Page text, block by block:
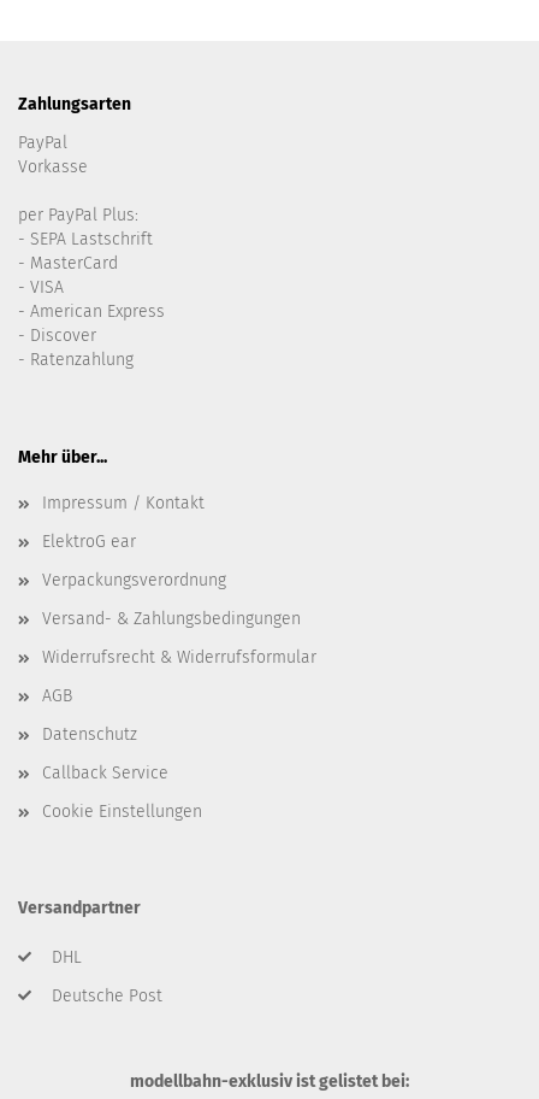
Zahlungsarten
PayPal
Vorkasse
per PayPal Plus:
- SEPA Lastschrift
- MasterCard
- VISA
- American Express
- Discover
- Ratenzahlung
Mehr über...
Impressum / Kontakt
ElektroG ear
Verpackungsverordnung
Versand- & Zahlungsbedingungen
Widerrufsrecht & Widerrufsformular
AGB
Datenschutz
Callback Service
Cookie Einstellungen
Versandpartner
DHL
Deutsche Post
modellbahn-exklusiv ist gelistet bei: